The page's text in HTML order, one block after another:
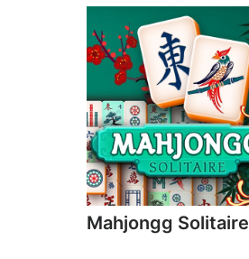
Mahjongg Solitaire